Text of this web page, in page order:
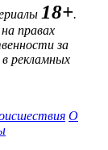
18+.
правах
за
рекламных
О